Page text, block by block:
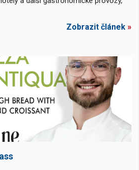
Zobrazit článek »